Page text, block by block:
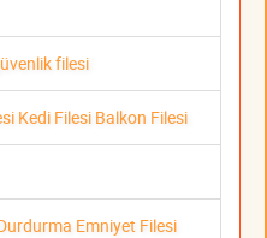
filesi
Kedi Filesi Balkon Filesi
Emniyet Filesi